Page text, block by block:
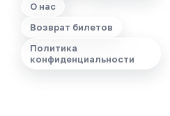
О нас
Возврат билетов
Политика
конфиденциальности